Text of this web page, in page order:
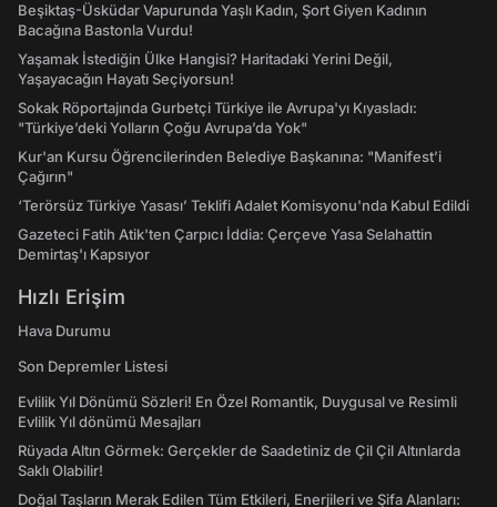
Beşiktaş-Üsküdar Vapurunda Yaşlı Kadın, Şort Giyen Kadının
Bacağına Bastonla Vurdu!
Yaşamak İstediğin Ülke Hangisi? Haritadaki Yerini Değil,
Yaşayacağın Hayatı Seçiyorsun!
Sokak Röportajında Gurbetçi Türkiye ile Avrupa'yı Kıyasladı:
"Türkiye’deki Yolların Çoğu Avrupa’da Yok"
Kur'an Kursu Öğrencilerinden Belediye Başkanına: "Manifest’i
Çağırın"
‘Terörsüz Türkiye Yasası’ Teklifi Adalet Komisyonu'nda Kabul Edildi
Gazeteci Fatih Atik'ten Çarpıcı İddia: Çerçeve Yasa Selahattin
Demirtaş'ı Kapsıyor
Hızlı Erişim
Hava Durumu
Son Depremler Listesi
Evlilik Yıl Dönümü Sözleri! En Özel Romantik, Duygusal ve Resimli
Evlilik Yıl dönümü Mesajları
Rüyada Altın Görmek: Gerçekler de Saadetiniz de Çil Çil Altınlarda
Saklı Olabilir!
Doğal Taşların Merak Edilen Tüm Etkileri, Enerjileri ve Şifa Alanları: